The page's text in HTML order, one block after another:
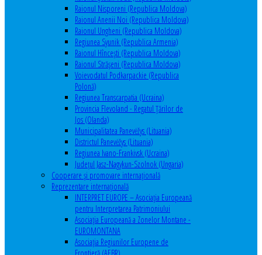
Raionul Nisporeni (Republica Moldova)
Raionul Anenii Noi (Republica Moldova)
Raionul Ungheni (Republica Moldova)
Regiunea Syunik (Republica Armenia)
Raionul Hîncești (Republica Moldova)
Raionul Străşeni (Republica Moldova)
Voievodatul Podkarpackie (Republica
Polonă)
Regiunea Transcarpatia (Ucraina)
Provincia Flevoland - Regatul Ţărilor de
Jos (Olanda)
Municipalitatea Panevėžys (Lituania)
Districtul Panevėžys (Lituania)
Regiunea Ivano-Frankivsk (Ucraina)
Judeţul Jasz-Nagykun-Szolnok (Ungaria)
Cooperare şi promovare internaţională
Reprezentare internaţională
INTERPRET EUROPE – Asociația Europeană
pentru Interpretarea Patrimoniului
Asociația Europeană a Zonelor Montane -
EUROMONTANA
Asociația Regiunilor Europene de